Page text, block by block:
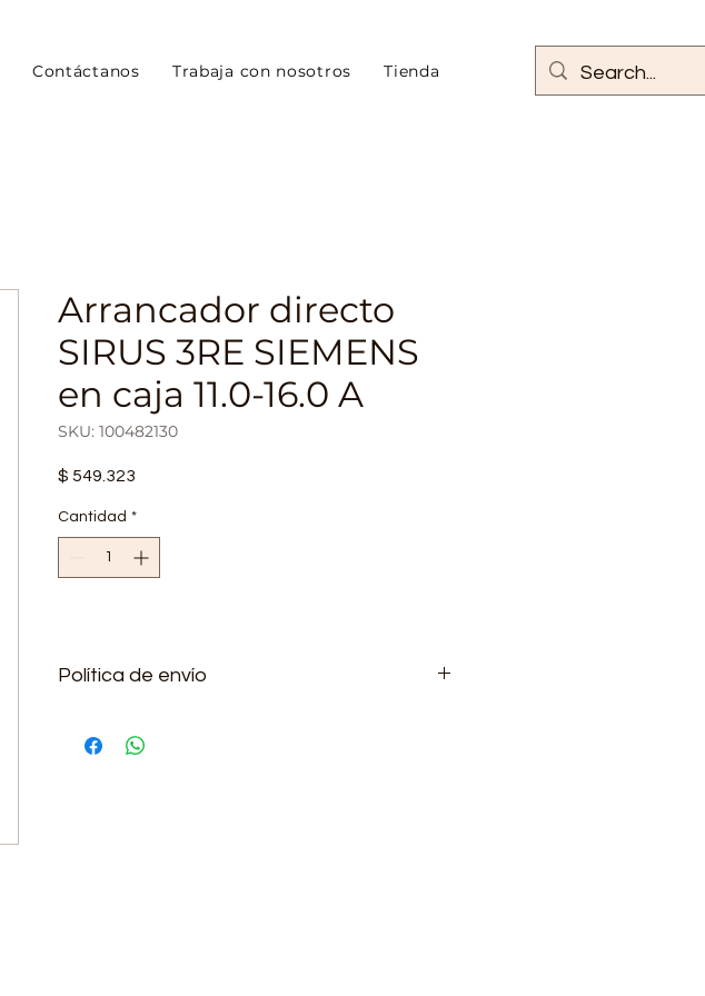
Contáctanos Trabaja con nosotros Tienda
Arrancador directo
SIRUS 3RE SIEMENS
en caja 11.0-16.0 A
SKU: 100482130
$ 549.323
Cantidad *
Política de envío
adicional